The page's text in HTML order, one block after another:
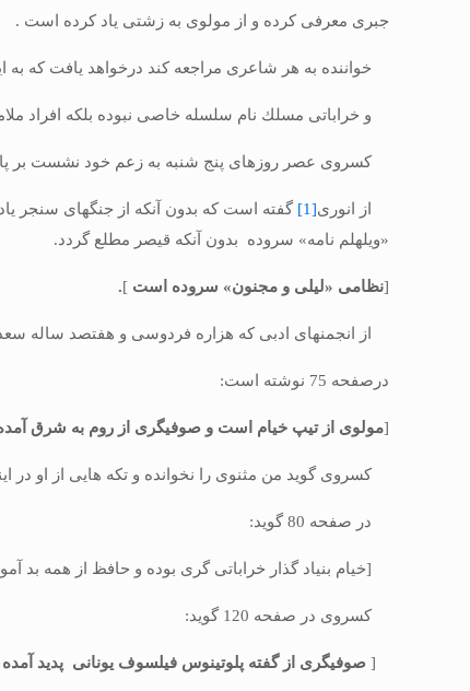
جبرى معرفى كرده و از مولوى به زشتى یاد كرده است .
خواننده به هر شاعرى مراجعه كند درخواهد یافت كه
و خراباتى مسلك نام سلسله خاصى نبوده بلکه افراد
كسروى عصر روزهاى پنج شنبه به زعم خود نشست بر
از انورى[1] گفته است كه بدون آنكه از جنگهاى سنجر
«ویلهلم نامه» سروده بدون آنكه قیصر مطلع گردد.
[نظامى «لیلى و مجنون» سروده است]
.
از انجمن‏هاى ادبى كه هزاره فردوسى و هفتصد ساله
درصفحه 75 نوشته است:
[مولوى از تیپ خیام است و صوفیگرى از روم به شرق
كسروى گوید من مثنوى را نخوانده و تكه هایى از او در
در صفحه 80 گوید:
[خیام بنیاد گذار خراباتى گرى بوده و حافظ از همه بد
كسروى در صفحه 120 گوید:
[صوفیگرى از گفته پلوتینوس فیلسوف یونانی پدید